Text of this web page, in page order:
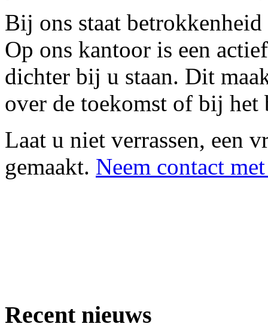
Bij ons staat
Op ons kantoor is een
dichter bij u staan. Dit
over de toekomst of bij
Laat u niet verrassen, een
gemaakt. Neem contact
Recent nieuws